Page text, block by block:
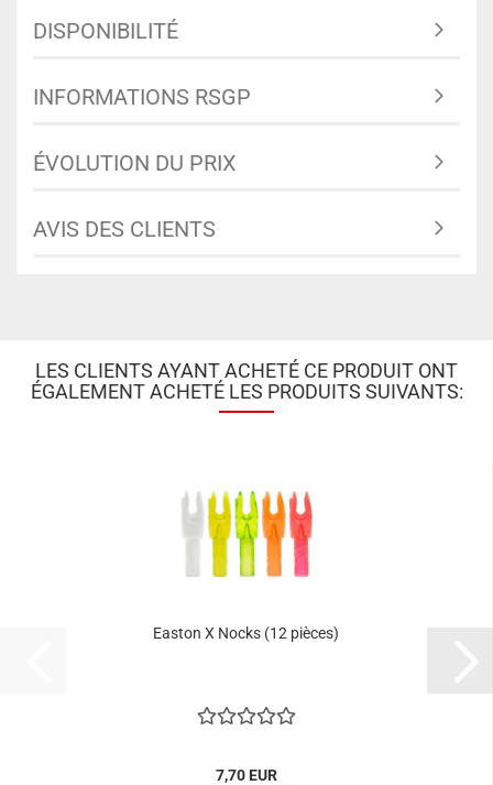
DISPONIBILITÉ
INFORMATIONS RSGP
ÉVOLUTION DU PRIX
AVIS DES CLIENTS
LES CLIENTS AYANT ACHETÉ CE PRODUIT ONT
ÉGALEMENT ACHETÉ LES PRODUITS SUIVANTS:
Easton X Nocks (12 pièces)
7,70 EUR